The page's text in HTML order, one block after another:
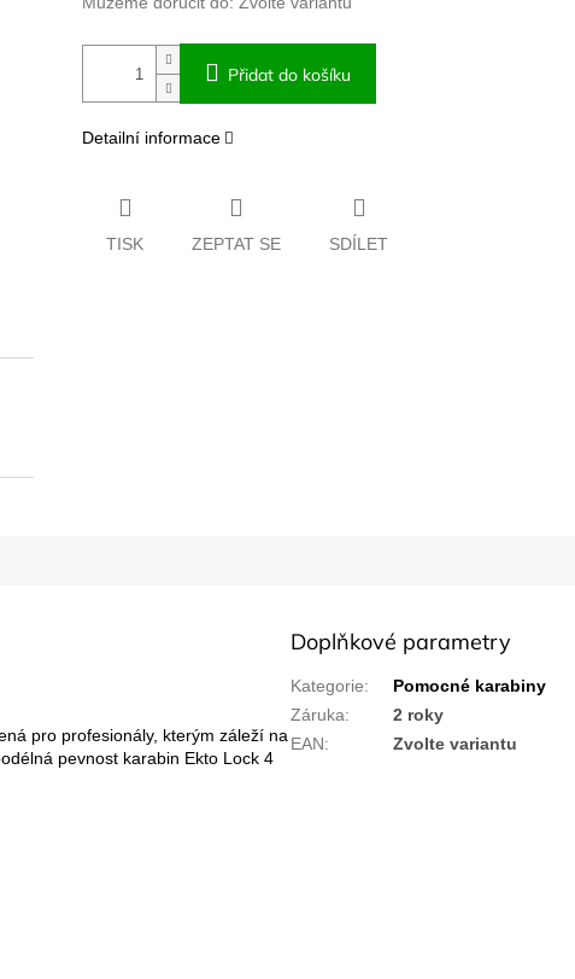
Přidat do košíku
Detailní informace
TISK ZEPTAT SE SDÍLET
pro profesionály, kterým záleží na
pevnost karabin Ekto Lock 4
Doplňkové parametry
Kategorie:
Pomocné karabiny
Záruka:
2 roky
EAN: Zvolte variantu